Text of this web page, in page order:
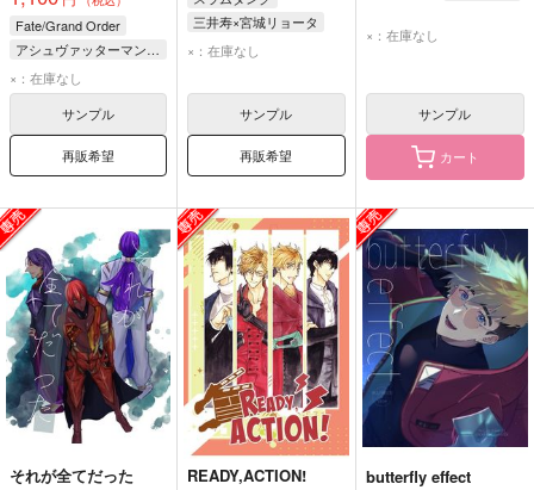
Fate/Grand Order
アシュヴァッターマン×ドゥリーヨダナ
アシュヴァッターマン
ドゥリーヨダナ
×：在庫なし
サンプル
再販希望
三井寿×宮城リョータ
宮城リョータ
×：在庫なし
サンプル
再販希望
×：在庫なし
サンプル
カート
それが全てだった
READY,ACTION!
butterfly effect